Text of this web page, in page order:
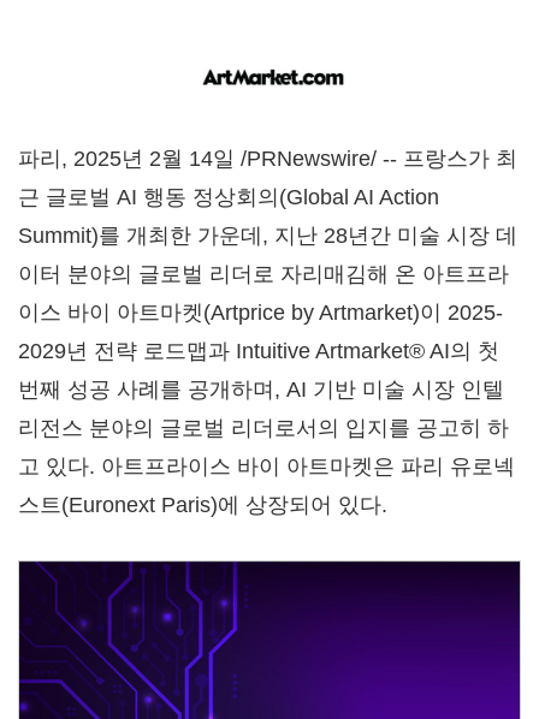
파리 , 2025년 2월 14일 /PRNewswire/ -- 프랑스가 최
근 글로벌 AI 행동 정상회의(Global AI Action
Summit)를 개최한 가운데, 지난 28년간 미술 시장 데
이터 분야의 글로벌 리더로 자리매김해 온 아트프라
이스 바이 아트마켓(Artprice by Artmarket)이 2025-
2029년 전략 로드맵과 Intuitive Artmarket® AI의 첫
번째 성공 사례를 공개하며, AI 기반 미술 시장 인텔
리전스 분야의 글로벌 리더로서의 입지를 공고히 하
고 있다. 아트프라이스 바이 아트마켓은 파리 유로넥
스트(Euronext Paris)에 상장되어 있다.